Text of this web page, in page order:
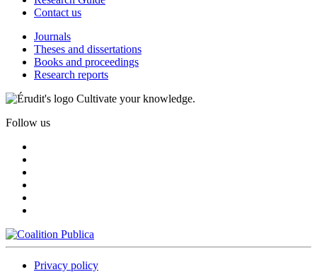
Contact us
Journals
Theses and dissertations
Books and proceedings
Research reports
Cultivate your knowledge.
Follow us
Privacy policy